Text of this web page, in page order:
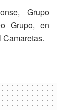
Grupo
Grupo, en
Camaretas.